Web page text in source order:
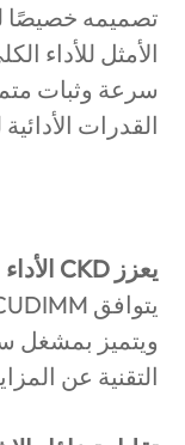
تصميمه خصيصًا
الأمثل للأداء
سرعة وثبات
القدرات
يعززCKD الأداء
يتوافق
ويتميز بمشغل
التقنية عن